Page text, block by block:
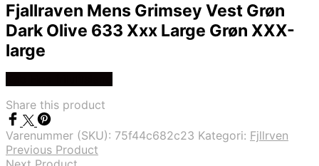
Fjallraven Mens Grimsey Vest Grøn
Dark Olive 633 Xxx Large Grøn XXX-
large
Share this product
Varenummer (SKU): 75f44c682c23 Kategori: Fjllrven
Previous Product